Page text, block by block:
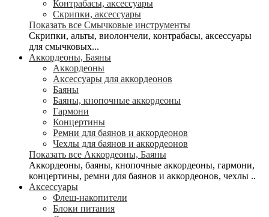
Контрабасы, аксессуары
Скрипки, аксессуары
Показать все Смычковые инструменты
Скрипки, альты, виолончели, контрабасы, аксессуары
для смычковых...
Аккордеоны, Баяны
Аккордеоны
Аксессуары для аккордеонов
Баяны
Баяны, кнопочные аккордеоны
Гармони
Концертины
Ремни для баянов и аккордеонов
Чехлы для баянов и аккордеонов
Показать все Аккордеоны, Баяны
Аккордеоны, баяны, кнопочные аккордеоны, гармони,
концертины, ремни для баянов и аккордеонов, чехлы ..
Аксессуары
Флеш-накопители
Блоки питания